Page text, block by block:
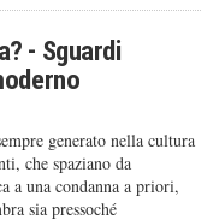
- Sguardi
generato nella cultura
che spaziano da
a una condanna a priori,
sia pressoché